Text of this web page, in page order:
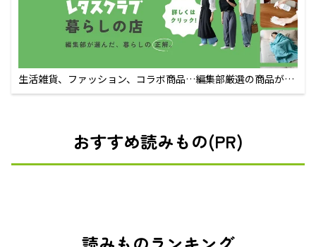
生活雑貨、ファッション、コラボ商品…編集部厳選の商品が買
えるECサイト
おすすめ読みもの(PR)